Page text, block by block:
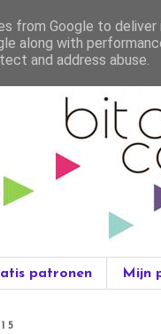
patronen Mijn
from Google to
along with
and address abuse.